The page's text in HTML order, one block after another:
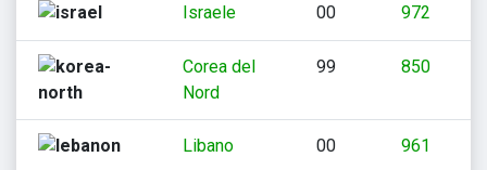
Israele 00 972
Corea del
Nord
99 850
Libano 00 961